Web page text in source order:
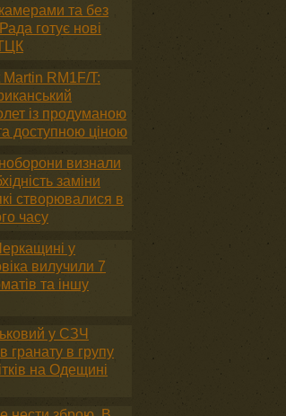
та без
готує нові
Martin RM1F/T:
із продуманою
доступною ціною
визнали
заміни
створювалися в
часу
у
вилучили 7
та іншу
у СЗЧ
гранату в групу
на Одещині